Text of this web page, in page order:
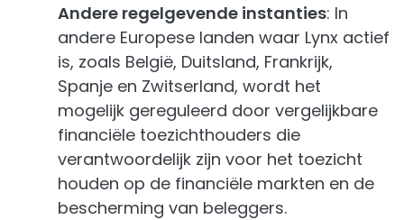
Andere regelgevende instanties: In
andere Europese landen waar Lynx actief
is, zoals België, Duitsland, Frankrijk,
Spanje en Zwitserland, wordt het
mogelijk gereguleerd door vergelijkbare
financiële toezichthouders die
verantwoordelijk zijn voor het toezicht
houden op de financiële markten en de
bescherming van beleggers.